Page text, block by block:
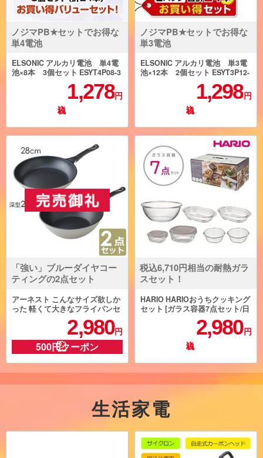
ノジマPB★セットでお得な
単4電池
ELSONIC アルカリ電池 単4電
池×8本 3個セット ESYT4P08-3
1,278円
ノジマPB★セットでお得な
単3電池
ELSONIC アルカリ電池 単3電
池×12本 2個セット ESYT3P12-
1,298円
「強い」ブルーダイヤコー
ティングの2点セット
アーネスト こんなサイズ欲しか
った 軽くて大きなフライパンセ
ット ホワイト A-771742,980円
500円クーポン
税込6,710円相当の耐熱ガラ
スセット！
HARIO HARIOおうちクッキング
セット [ガラス容器7点セット/日
本製] HOCK-26-TGR2,980 円
生活家電